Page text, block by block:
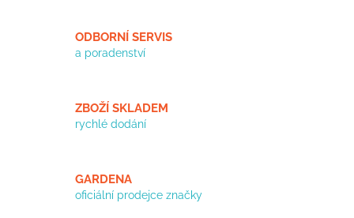
u
ODBORNÍ SERVIS
a poradenství
ZBOŽÍ SKLADEM
rychlé dodání
GARDENA
oficiální prodejce značky